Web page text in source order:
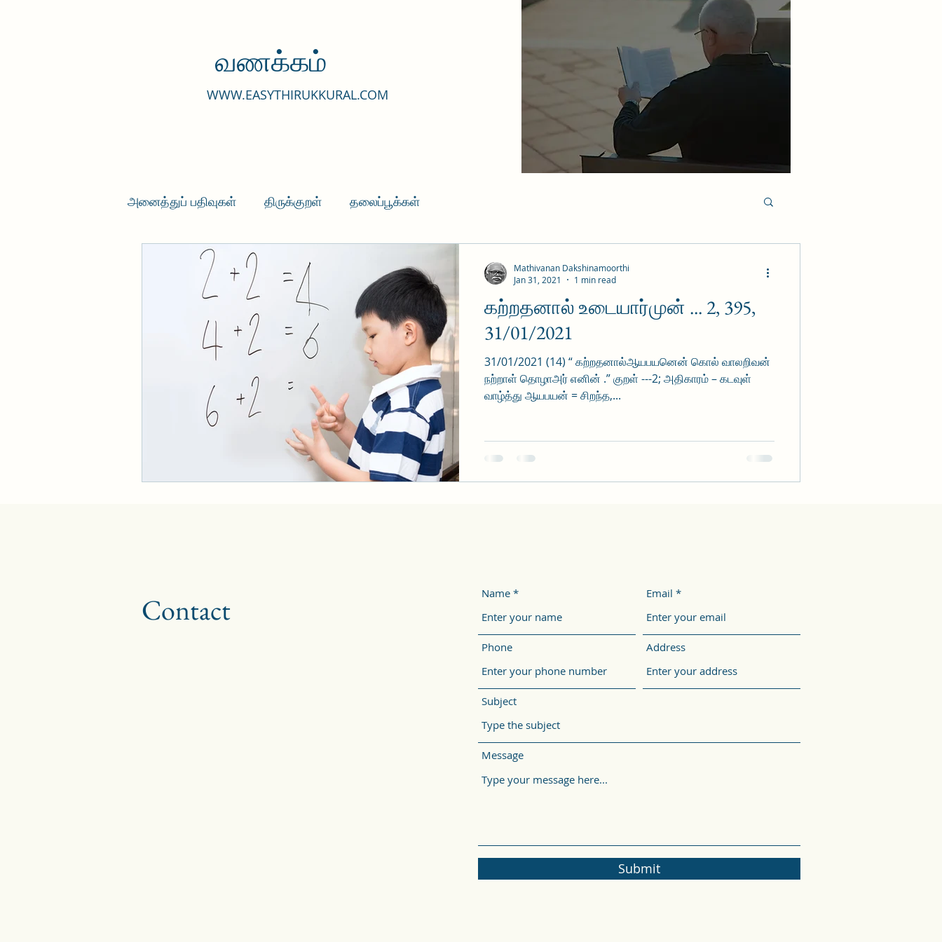
வணக்கம்
WWW.EASYTHIRUKKURAL.COM
அனைத்துப் பதிவுகள் திருக்குறள் தலைப்பூக்கள்
கற்றதனால் உடையார்முன் ... 2, 395,
31/01/2021
31/01/2021 (14) “ கற்றதனால்ஆயபயனென் கொல் வாலறிவன்
நற்றாள் தொழாஅர் எனின் .” குறள் ---2; அதிகாரம் – கடவுள்
வாழ்த்து ஆயபயன் = சிறந்த,...
Mathivanan Dakshinamoorthi
Jan 31, 2021
1 min read
Contact Name Email
Phone Address
Subject
Message
Submit